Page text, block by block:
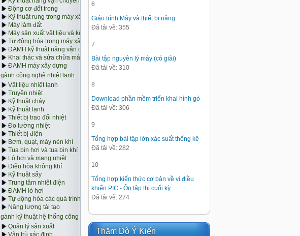
6
Giáo trình Máy và thiết bị nâng
Đã tải về: 355
7
Bài tập nguyên lý máy (có giải)
Đã tải về: 310
8
Download phần mềm triển khai hình gò
Đã tải về: 306
9
Tổng hợp bài tập lớn xác suất thống kê
Đã tải về: 282
10
Tổng hợp kiến thức cơ bản về vi điều
khiển PIC - Ôn tập thi cuối kỳ
Đã tải về: 274
Thăm Dò Ý Kiến